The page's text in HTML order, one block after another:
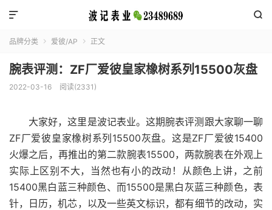


品牌分类  爱彼/AP  正文
腕表评测：ZF厂爱彼皇家橡树系列15500灰盘
2022-03-16 阅读(2331)
大家好，这里是波记表业。这期腕表评测跟大家聊一聊
ZF厂爱彼皇家橡树系列15500灰盘。这是ZF厂爱彼15400
火爆之后，再推出的第二款腕表15500，两款腕表在外观上
实际上区别不大，当然也有小的改动！从颜色上讲，之前
15400黑白蓝三种颜色、而15500是黑白灰蓝三种颜色，表
针，日历，机芯，以及一些英文标识，都有细节的改动，实